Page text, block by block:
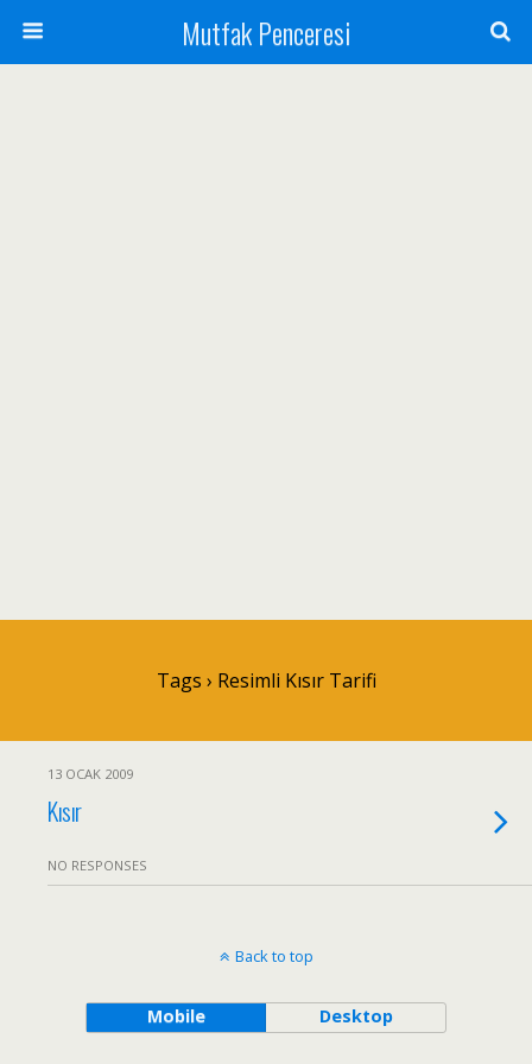
Mutfak Penceresi
Tags › Resimli Kısır Tarifi
13 OCAK 2009
Kısır
NO RESPONSES
Back to top
Mobile Desktop